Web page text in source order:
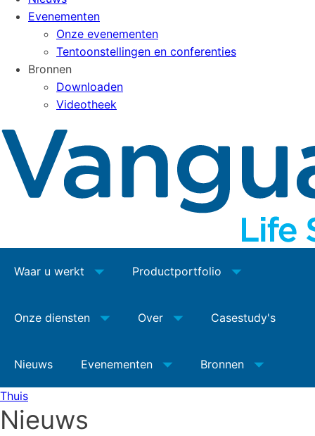
Evenementen
Onze evenementen
Tentoonstellingen en conferenties
Bronnen
Downloaden
Videotheek
Waar u werkt Productportfolio
Onze diensten Over Casestudy's
Nieuws Evenementen Bronnen
Thuis
Nieuws